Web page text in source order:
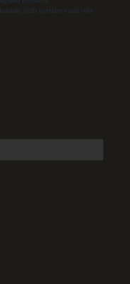
ilgili içerikler yasal süre